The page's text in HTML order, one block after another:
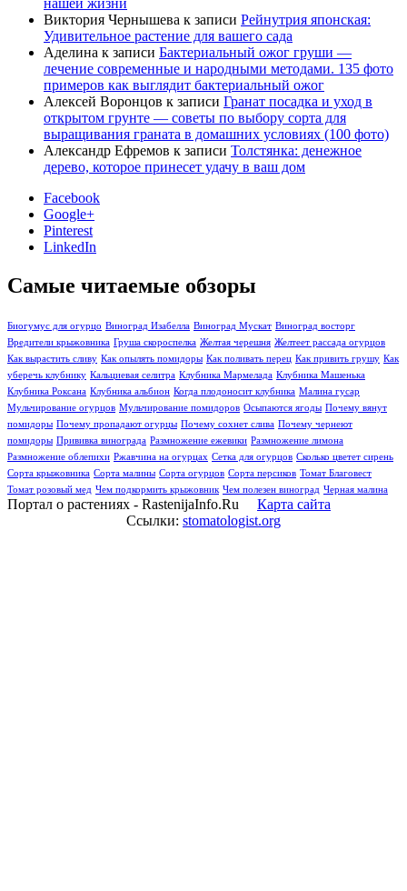
нашей жизни
Виктория Чернышева к записи Рейнутрия японская:
Удивительное растение для вашего сада
Аделина к записи Бактериальный ожог груши —
лечение современные и народными методами. 135 фото
примеров как выглядит бактериальный ожог
Алексей Воронцов к записи Гранат посадка и уход в
открытом грунте — советы по выбору сорта для
выращивания граната в домашних условиях (100 фото)
Александр Ефремов к записи Толстянка: денежное
дерево, которое принесет удачу в ваш дом
Facebook
Google+
Pinterest
LinkedIn
Самые читаемые обзоры
Биогумус для огурцо Виноград Изабелла Виноград Мускат Виноград восторг
Вредители крыжовника Груша скороспелка Желтая черешня Желтеет рассада огурцов
Как вырастить сливу Как опылять помидоры Как поливать перец Как привить грушу Как
уберечь клубнику Кальциевая селитра Клубника Мармелада Клубника Машенька
Клубника Роксана Клубника альбион Когда плодоносит клубника Малина гусар
Мульчирование огурцов Мульчирование помидоров Осыпаются ягоды Почему вянут
помидоры Почему пропадают огурцы Почему сохнет слива Почему чернеют
помидоры Прививка винограда Размножение ежевики Размножение лимона
Размножение облепихи Ржавчина на огурцах Сетка для огурцов Сколько цветет сирень
Сорта крыжовника Сорта малины Сорта огурцов Сорта персиков Томат Благовест
Томат розовый мед Чем подкормить крыжовник Чем полезен виноград Черная малина
Портал о растениях - RastenijaInfo.Ru
Карта сайта
Ссылки: stomatologist.org